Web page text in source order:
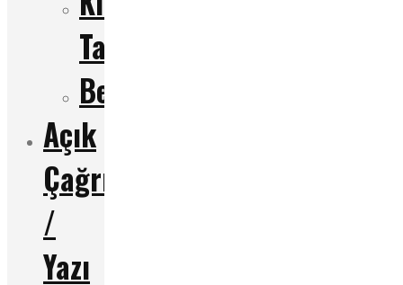
Tanıtımı
Bellek
Açık
Çağrı
/
Yazı